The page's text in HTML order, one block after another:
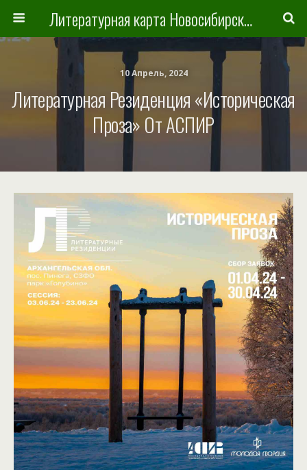
Литературная карта Новосибирска и Новосибирской области
10 Апрель, 2024
Литературная Резиденция «Историческая
Проза» От АСПИР